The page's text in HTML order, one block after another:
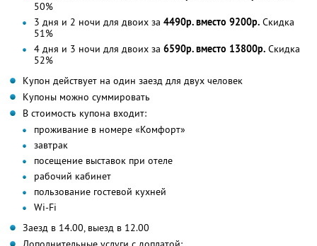
50%
3 дня и 2 ночи для двоих за 4490р. вместо 9200р. Скидка
51%
4 дня и 3 ночи для двоих за 6590р. вместо 13800р. Скидка
52%
Купон действует на один заезд для двух человек
Купоны можно суммировать
В стоимость купона входит:
проживание в номере «Комфорт»
завтрак
посещение выставок при отеле
рабочий кабинет
пользование гостевой кухней
Wi-Fi
Заезд в 14.00, выезд в 12.00